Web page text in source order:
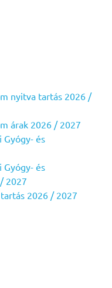
nyitva tartás 2026 /
árak 2026 / 2027
Gyógy- és
Gyógy- és
2027
2026 / 2027